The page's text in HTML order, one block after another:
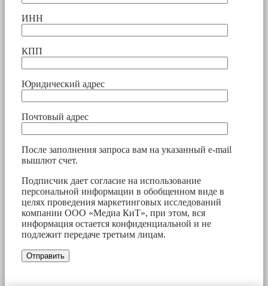
ИНН
КПП
Юридический адрес
Почтовый адрес
После заполнения запроса вам на указанный e-mail
вышлют счет.
Подписчик дает согласие на использование
персональной информации в обобщенном виде в
целях проведения маркетинговых исследований
компании ООО «Медиа КиТ», при этом, вся
информация остается конфиденциальной и не
подлежит передаче третьим лицам.